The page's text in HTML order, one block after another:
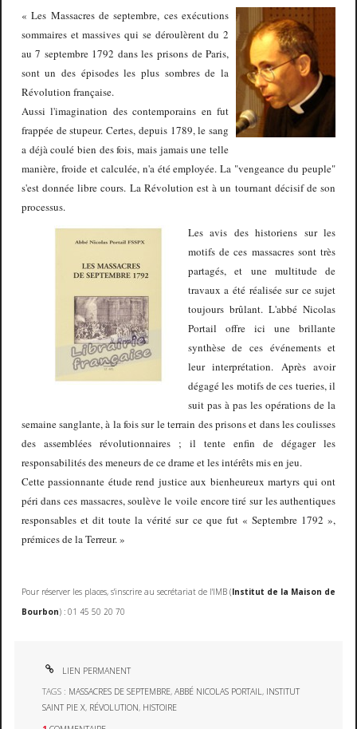
« Les Massacres de septembre, ces exécutions
sommaires et massives qui se déroulèrent du 2
au 7 septembre 1792 dans les prisons de Paris,
sont un des épisodes les plus sombres de la
Révolution française.
Aussi l'imagination des contemporains en fut
frappée de stupeur. Certes, depuis 1789, le sang
a déjà coulé bien des fois, mais jamais une telle
manière, froide et calculée, n'a été employée. La "vengeance du peuple"
s'est donnée libre cours. La Révolution est à un tournant décisif de son
processus.
Les avis des historiens sur les
motifs de ces massacres sont très
partagés, et une multitude de
travaux a été réalisée sur ce sujet
toujours brûlant. L'abbé Nicolas
Portail offre ici une brillante
synthèse de ces événements et
leur interprétation. Après avoir
dégagé les motifs de ces tueries, il
suit pas à pas les opérations de la
semaine sanglante, à la fois sur le terrain des prisons et dans les coulisses
des assemblées révolutionnaires ; il tente enfin de dégager les
responsabilités des meneurs de ce drame et les intérêts mis en jeu.
Cette passionnante étude rend justice aux bienheureux martyrs qui ont
péri dans ces massacres, soulève le voile encore tiré sur les authentiques
responsables et dit toute la vérité sur ce que fut « Septembre 1792 »,
prémices de la Terreur. »
Pour réserver les places, s'inscrire au secrétariat de l'IMB (Institut de la Maison de
Bourbon) : 01 45 50 20 70
LIEN PERMANENT
TAGS : MASSACRES DE SEPTEMBRE,ABBÉ NICOLAS PORTAIL, INSTITUT
SAINT PIE X, RÉVOLUTION, HISTOIRE